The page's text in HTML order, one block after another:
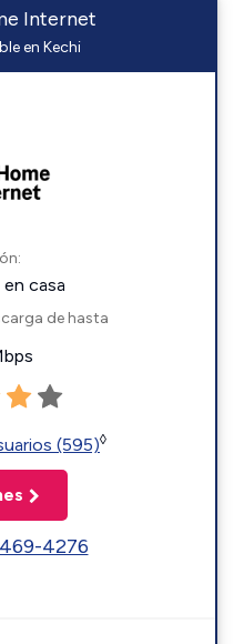
Internet
en Kechi
casa
de hasta
(595)◊
4276